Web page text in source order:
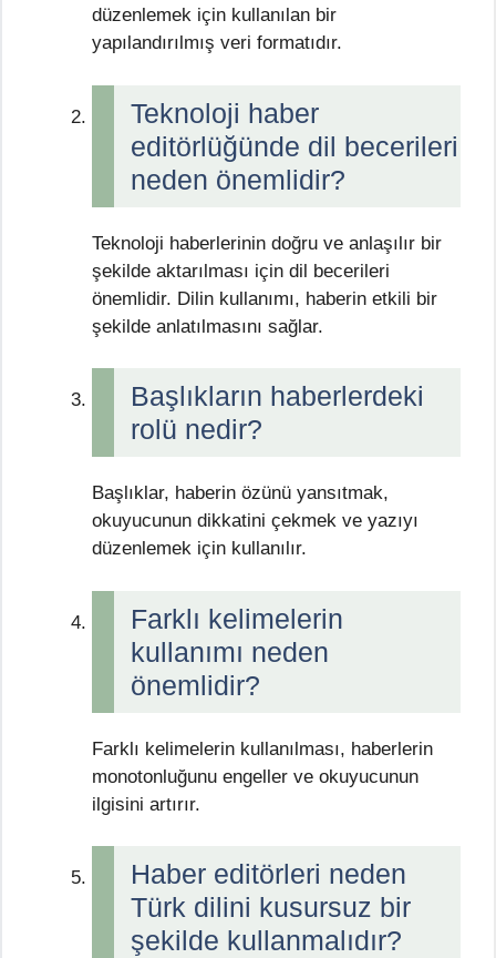
düzenlemek için kullanılan bir
yapılandırılmış veri formatıdır.
Teknoloji haber
editörlüğünde dil becerileri
neden önemlidir?
Teknoloji haberlerinin doğru ve anlaşılır bir
şekilde aktarılması için dil becerileri
önemlidir. Dilin kullanımı, haberin etkili bir
şekilde anlatılmasını sağlar.
Başlıkların haberlerdeki
rolü nedir?
Başlıklar, haberin özünü yansıtmak,
okuyucunun dikkatini çekmek ve yazıyı
düzenlemek için kullanılır.
Farklı kelimelerin
kullanımı neden
önemlidir?
Farklı kelimelerin kullanılması, haberlerin
monotonluğunu engeller ve okuyucunun
ilgisini artırır.
Haber editörleri neden
Türk dilini kusursuz bir
şekilde kullanmalıdır?